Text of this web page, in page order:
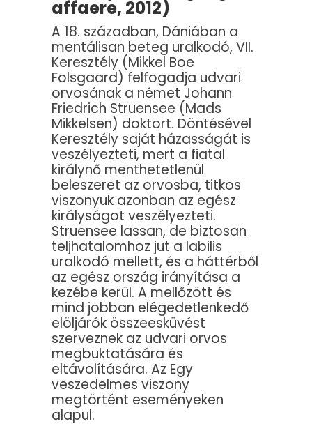
affaere, 2012)
A 18. században, Dániában a
mentálisan beteg uralkodó, VII.
Keresztély (Mikkel Boe
Folsgaard) felfogadja udvari
orvosának a német Johann
Friedrich Struensee (Mads
Mikkelsen) doktort. Döntésével
Keresztély saját házasságát is
veszélyezteti, mert a fiatal
királynő menthetetlenül
beleszeret az orvosba, titkos
viszonyuk azonban az egész
királyságot veszélyezteti.
Struensee lassan, de biztosan
teljhatalomhoz jut a labilis
uralkodó mellett, és a háttérből
az egész ország irányítása a
kezébe kerül. A mellőzött és
mind jobban elégedetlenkedő
elöljárók összeesküvést
szerveznek az udvari orvos
megbuktatására és
eltávolítására. Az Egy
veszedelmes viszony
megtörtént eseményeken
alapul.